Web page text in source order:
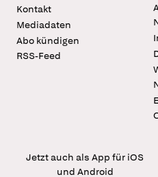
Kontakt
Mediadaten
Abo kündigen
RSS-Feed
Jetzt auch als App für iOS
und Android